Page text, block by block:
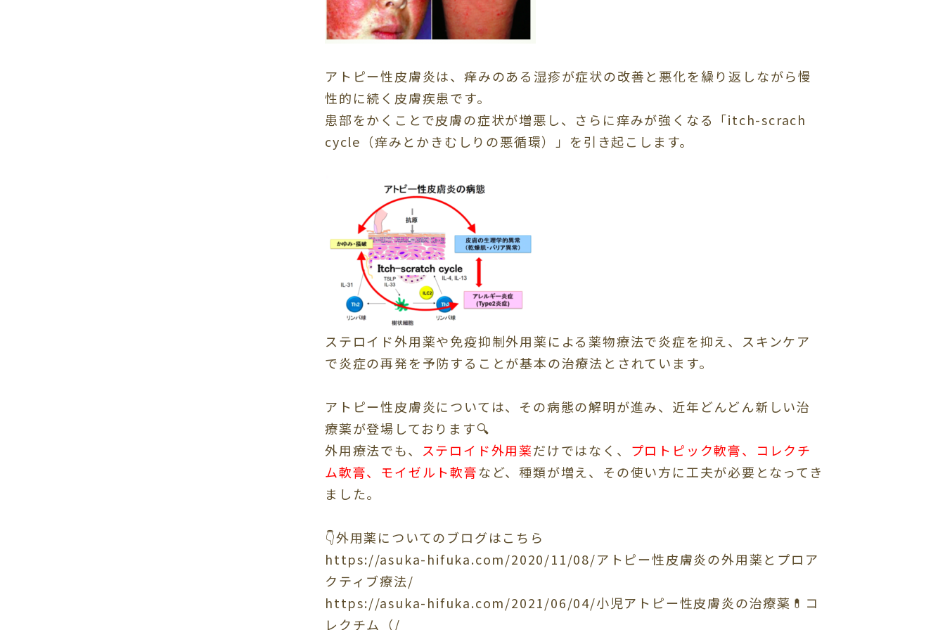
アトピー性皮膚炎は、痒みのある湿疹が症状の改善と悪化を繰り返しながら慢
性的に続く皮膚疾患です。
患部をかくことで皮膚の症状が増悪し、さらに痒みが強くなる「itch-scrach
cycle（痒みとかきむしりの悪循環）」を引き起こします。
ステロイド外用薬や免疫抑制外用薬による薬物療法で炎症を抑え、スキンケア
で炎症の再発を予防することが基本の治療法とされています。
アトピー性皮膚炎については、その病態の解明が進み、近年どんどん新しい治
療薬が登場しております🔍
外用療法でも、
ステロイド外用薬だけではなく、 プロトピック軟膏、コレクチ
ム軟膏、モイゼルト軟膏など、種類が増え、その使い方に工夫が必要となってき
ました。
👇外用薬についてのブログはこちら
https://asuka-hifuka.com/2020/11/08/アトピー性皮膚炎の外用薬とプロア
クティブ療法/
https://asuka-hifuka.com/2021/06/04/小児アトピー性皮膚炎の治療薬💊コ
レクチム（/